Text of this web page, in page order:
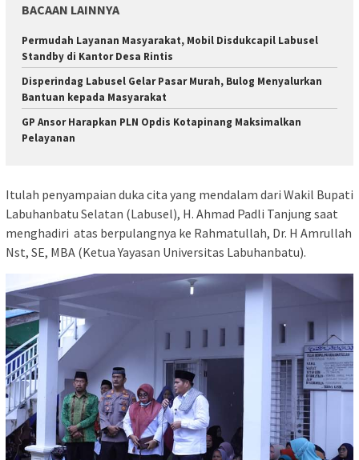
BACAAN LAINNYA
Permudah Layanan Masyarakat, Mobil Disdukcapil Labusel
Standby di Kantor Desa Rintis
Disperindag Labusel Gelar Pasar Murah, Bulog Menyalurkan
Bantuan kepada Masyarakat
GP Ansor Harapkan PLN Opdis Kotapinang Maksimalkan
Pelayanan
Itulah penyampaian duka cita yang mendalam dari Wakil Bupati
Labuhanbatu Selatan (Labusel), H. Ahmad Padli Tanjung saat
menghadiri atas berpulangnya ke Rahmatullah, Dr. H Amrullah
Nst, SE, MBA (Ketua Yayasan Universitas Labuhanbatu).